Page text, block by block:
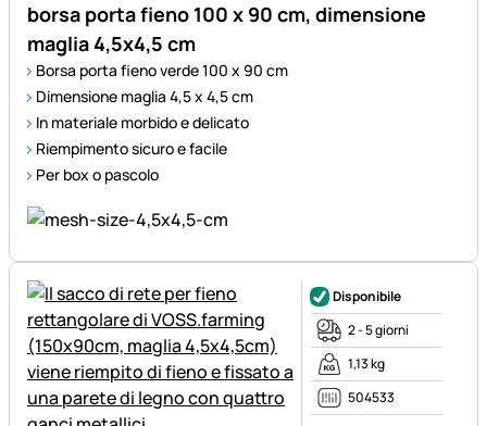
borsa porta fieno 100 x 90 cm, dimensione
maglia 4,5x4,5 cm
Borsa porta fieno verde 100 x 90 cm
Dimensione maglia 4,5 x 4,5 cm
In materiale morbido e delicato
Riempimento sicuro e facile
Per box o pascolo
Disponibile
2 - 5 giorni
1,13 kg
504533